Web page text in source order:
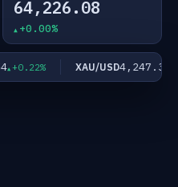
64,226.08
+0.00%
+0.22% XAU/USD4,247.37